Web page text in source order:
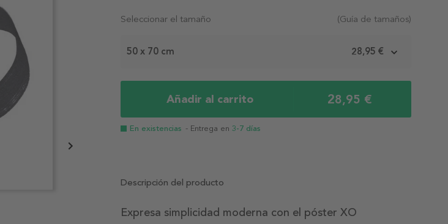
Seleccionar el tamaño (Guía de tamaños)
50 x 70 cm 28,95 €
Añadir al carrito 28,95 €
En existencias - Entrega en 3-7 días
Descripción del producto
Expresa simplicidad moderna con el póster XO